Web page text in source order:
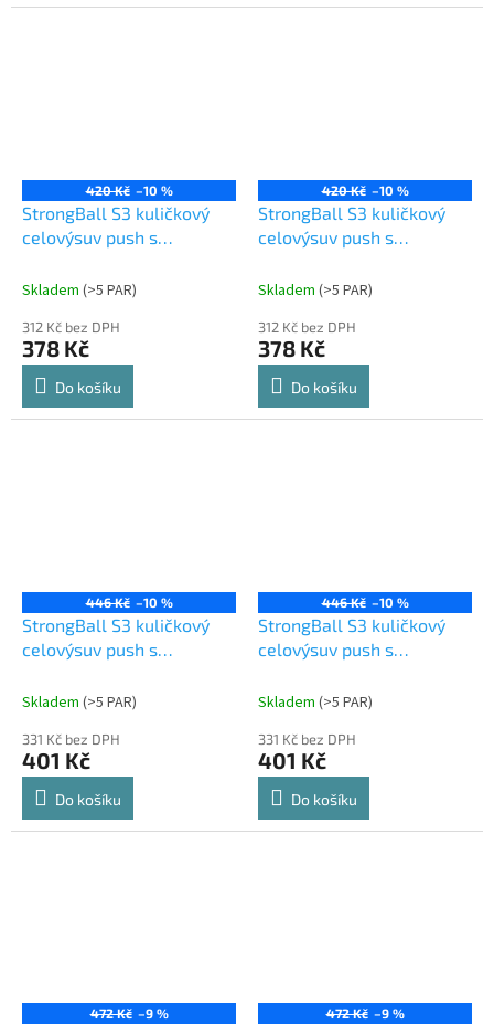
420 Kč –10 %
StrongBall S3 kuličkový
celovýsuv push s
Skladem (>5 PAR)
312 Kč bez DPH
378 Kč
Do košíku
420 Kč –10 %
StrongBall S3 kuličkový
celovýsuv push s
černá
Skladem (>5 PAR)
312 Kč bez DPH
378 Kč
Do košíku
446 Kč –10 %
StrongBall S3 kuličkový
celovýsuv push s
Skladem (>5 PAR)
331 Kč bez DPH
401 Kč
Do košíku
446 Kč –10 %
StrongBall S3 kuličkový
celovýsuv push s
černá
Skladem (>5 PAR)
331 Kč bez DPH
401 Kč
Do košíku
472 Kč –9 % 472 Kč –9 %